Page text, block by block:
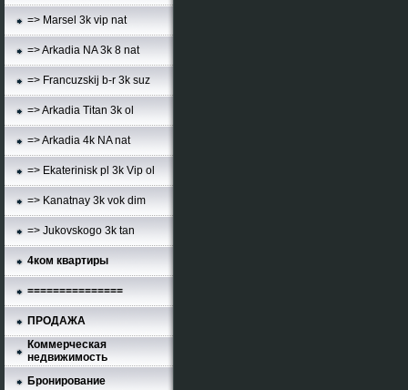
=> Marsel 3k vip nat
=> Arkadia NA 3k 8 nat
=> Francuzskij b-r 3k suz
=> Arkadia Titan 3k ol
=> Arkadia 4k NA nat
=> Ekaterinisk pl 3k Vip ol
=> Kanatnay 3k vok dim
=> Jukovskogo 3k tan
4ком квартиры
===============
ПРОДАЖА
Коммерческая
недвижимость
Бронирование